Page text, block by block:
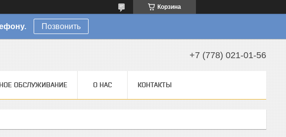
Корзина
Позвонить
+7 (778) 021-01-56
ОБСЛУЖИВАНИЕ О НАС КОНТАКТЫ